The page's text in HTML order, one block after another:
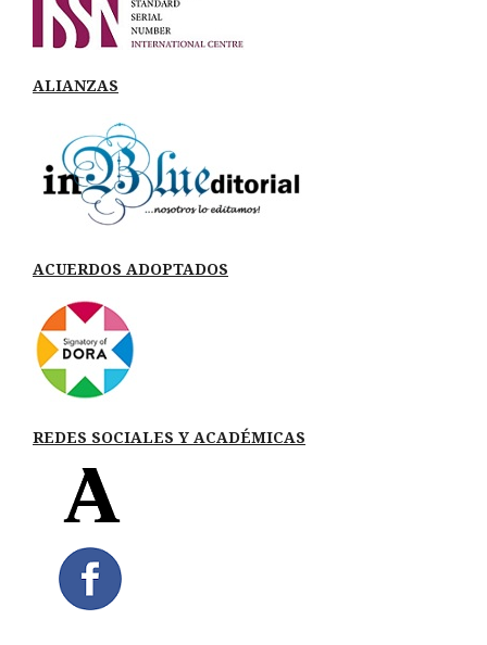
ALIANZAS
ACUERDOS ADOPTADOS
REDES SOCIALES Y ACADÉMICAS